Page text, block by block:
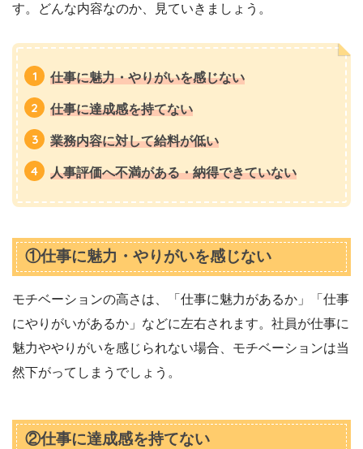
す。どんな内容なのか、見ていきましょう。
仕事に魅力・やりがいを感じない
仕事に達成感を持てない
業務内容に対して給料が低い
人事評価へ不満がある・納得できていない
①仕事に魅力・やりがいを感じない
モチベーションの高さは、「仕事に魅力があるか」「仕事
にやりがいがあるか」などに左右されます。社員が仕事に
魅力ややりがいを感じられない場合、モチベーションは当
然下がってしまうでしょう。
②仕事に達成感を持てない